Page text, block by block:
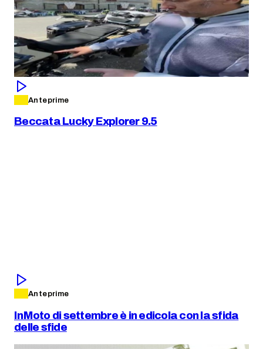
Anteprime
Beccata Lucky Explorer 9.5
Anteprime
InMoto di settembre è in edicola con la sfida
delle sfide